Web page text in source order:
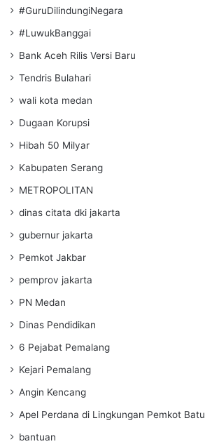
#GuruDilindungiNegara
#LuwukBanggai
Bank Aceh Rilis Versi Baru
Tendris Bulahari
wali kota medan
Dugaan Korupsi
Hibah 50 Milyar
Kabupaten Serang
METROPOLITAN
dinas citata dki jakarta
gubernur jakarta
Pemkot Jakbar
pemprov jakarta
PN Medan
Dinas Pendidikan
6 Pejabat Pemalang
Kejari Pemalang
Angin Kencang
Apel Perdana di Lingkungan Pemkot Batu
bantuan